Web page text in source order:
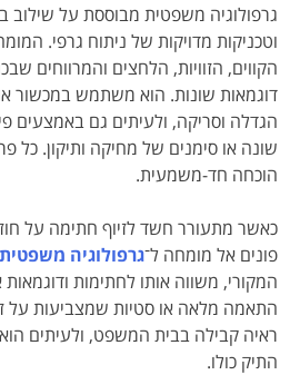
גרפולוגיה משפטית מבוססת על שילוב
וטכניקות מדויקות של ניתוח גרפי.
הקווים, הזוויות, הלחצים והמרווחים
דוגמאות שונות. הוא משתמש במכשור
הגדלה וסריקה, ולעיתים גם באמצעים
שונה או סימנים של מחיקה ותיקון.
הוכחה חד-משמעית.
כאשר מתעורר חשד לזיוף חתימה על
פונים אל מומחה ל־גרפולוגיה משפטית
המקורי, משווה אותו לחתימות
התאמה מלאה או סטיות שמצביעות על
ראיה קבילה בבית המשפט, ולעיתים
התיק כולו.